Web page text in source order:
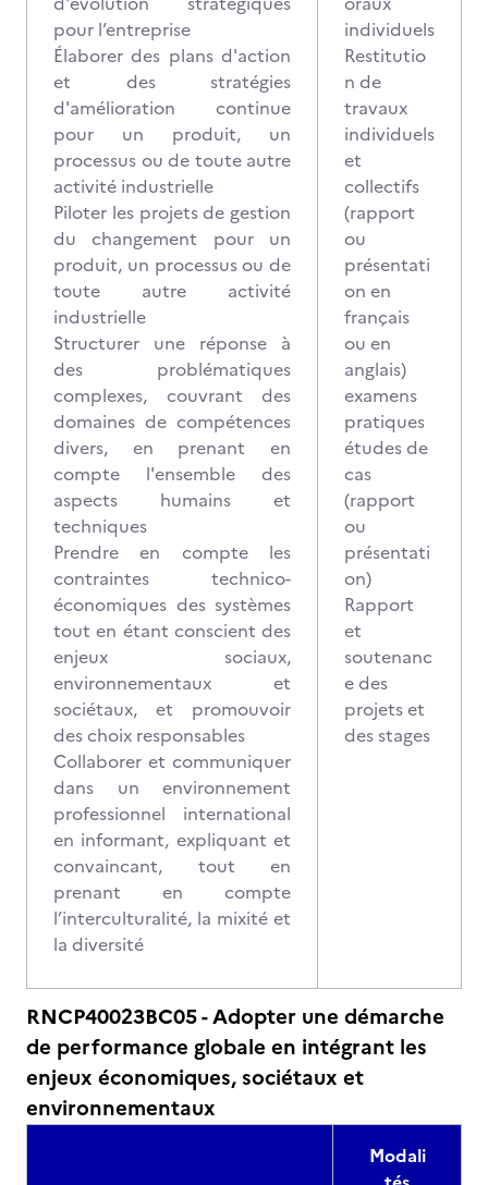
pour l’entreprise
Élaborer des plans d'action
et des stratégies
d'amélioration continue
pour un produit, un
processus ou de toute autre
activité industrielle
Piloter les projets de gestion
du changement pour un
produit, un processus ou de
toute autre activité
industrielle
Structurer une réponse à
des problématiques
complexes, couvrant des
domaines de compétences
divers, en prenant en
compte l'ensemble des
aspects humains et
techniques
Prendre en compte les
contraintes technico-
économiques des systèmes
tout en étant conscient des
enjeux sociaux,
environnementaux et
sociétaux, et promouvoir
des choix responsables
Collaborer et communiquer
dans un environnement
professionnel international
en informant, expliquant et
convaincant, tout en
prenant en compte
l’interculturalité, la mixité et
la diversité
individuels
Restitutio
n de
travaux
individuels
et
collectifs
(rapport
ou
présentati
on en
français
ou en
anglais)
examens
pratiques
études de
cas
(rapport
ou
présentati
on)
Rapport
et
soutenanc
e des
projets et
des stages
RNCP40023BC05 - Adopter une démarche
de performance globale en intégrant les
enjeux économiques, sociétaux et
environnementaux
Modali